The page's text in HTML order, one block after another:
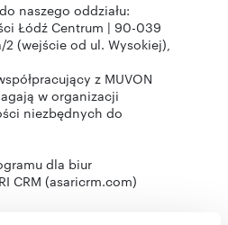
naszego oddziału:
Łódź Centrum | 90-039
(wejście od ul. Wysokiej),
z MUVON
w organizacji
niezbędnych do
dla biur
CRM (asaricrm.com)